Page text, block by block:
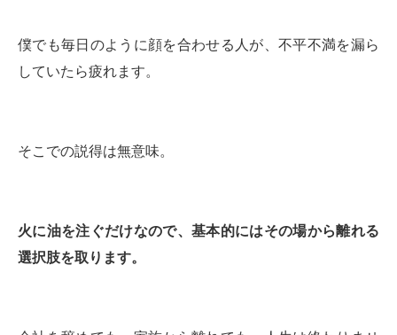
僕でも毎日のように顔を合わせる人が、不平不満を漏ら
していたら疲れます。
そこでの説得は無意味。
火に油を注ぐだけなので、基本的にはその場から離れる
選択肢を取ります。